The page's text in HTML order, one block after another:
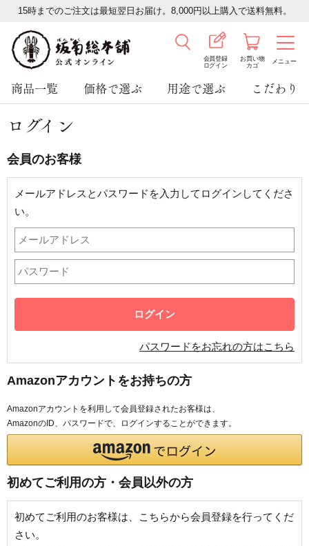
15時までのご注文は最短翌日お届け。8,000円以上購入で送料無料。
会員登録
ログイン
お買い物
カゴ
メニュー
商品一覧 価格で選ぶ 用途で選ぶ こだわり
ログイン
会員のお客様
メールアドレスとパスワードを入力してログインしてくださ
い。
パスワードをお忘れの方はこちら
Amazonアカウントをお持ちの方
Amazonアカウントを利用して会員登録されたお客様は、
AmazonのID、パスワードで、ログインすることができます。
初めてご利用の方・会員以外の方
初めてご利用のお客様は、こちらから会員登録を行ってくだ
さい。